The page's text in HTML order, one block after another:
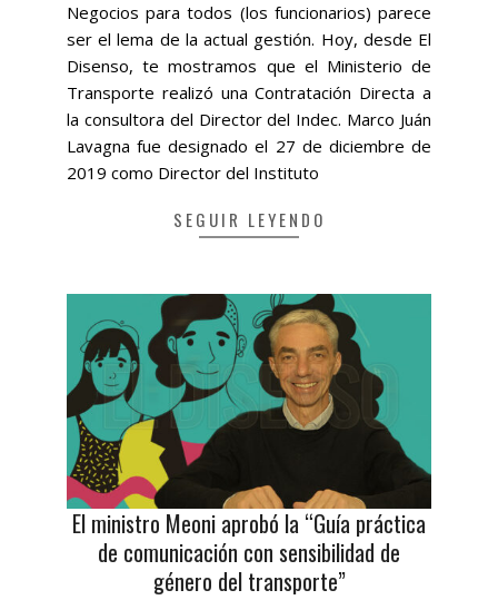
Negocios para todos (los funcionarios) parece
ser el lema de la actual gestión. Hoy, desde El
Disenso, te mostramos que el Ministerio de
Transporte realizó una Contratación Directa a
la consultora del Director del Indec. Marco Juán
Lavagna fue designado el 27 de diciembre de
2019 como Director del Instituto
SEGUIR LEYENDO
El ministro Meoni aprobó la “Guía práctica
de comunicación con sensibilidad de
género del transporte”